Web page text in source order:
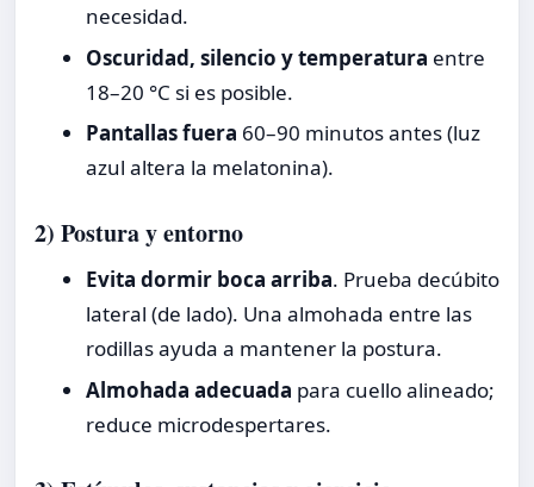
necesidad.
Oscuridad, silencio y temperatura entre
18–20 °C si es posible.
Pantallas fuera 60–90 minutos antes (luz
azul altera la melatonina).
2) Postura y entorno
Evita dormir boca arriba. Prueba decúbito
lateral (de lado). Una almohada entre las
rodillas ayuda a mantener la postura.
Almohada adecuada para cuello alineado;
reduce microdespertares.